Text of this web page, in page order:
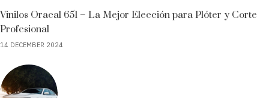
Vinilos Oracal 651 – La Mejor Elección para Plóter y Corte
Profesional
14 DECEMBER 2024